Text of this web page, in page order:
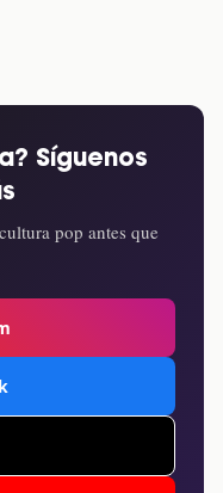
Síguenos
pop antes que